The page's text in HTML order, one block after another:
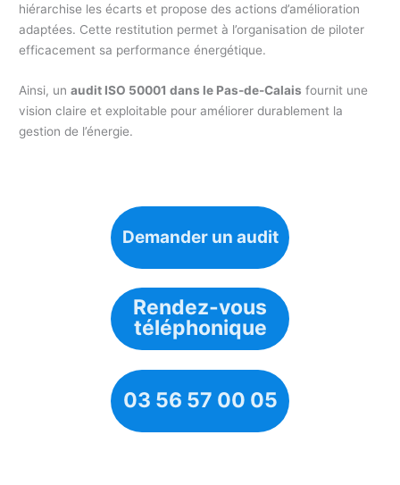
hiérarchise les écarts et propose des actions d’amélioration
adaptées. Cette restitution permet à l’organisation de piloter
efficacement sa performance énergétique.
Ainsi, unaudit ISO 50001 dans le Pas-de-Calais fournit une
vision claire et exploitable pour améliorer durablement la
gestion de l’énergie.
Demander un audit
Rendez-vous
téléphonique
03 56 57 00 05